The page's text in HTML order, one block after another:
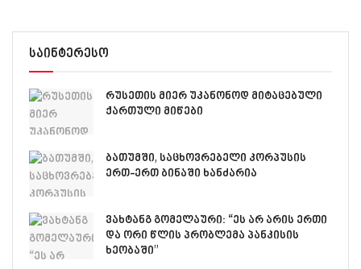
საინტერესო
რუსეთის მიერ უკანონოდ მიტაცებული
ქართული მიწები
ბათუმში, საცხოვრებელი კორპუსის
ერთ-ერთ ბინაში ხანძარია
ვახტანგ გომელაური: “ეს არ არის ერთი
და ორი წლის პრობლემა პანკისის
ხეობაში”